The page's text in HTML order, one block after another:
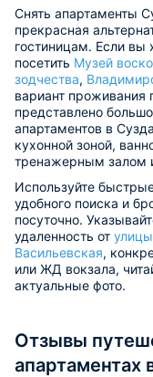
Снять апартаменты
прекрасная
гостиницам. Если вы
посетить Музей
зодчества,
вариант проживания
представлено
апартаментов в
кухонной зоной,
тренажерным залом
Используйте
удобного поиска и
посуточно.
удаленность от
Васильевская,
или ЖД вокзала,
актуальные фото.
Отзывы
апартаментах